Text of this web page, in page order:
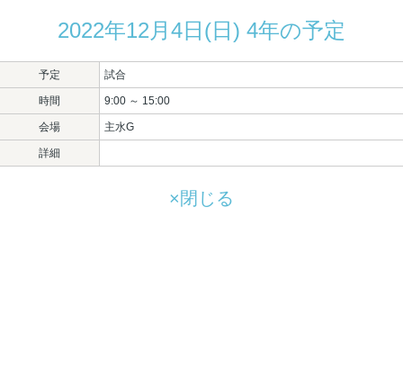
2022年12月4日(日) 4年の予定
予定 試合
時間 9:00 ～ 15:00
会場 主水G
詳細
×閉じる